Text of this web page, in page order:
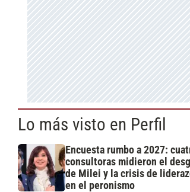
Lo más visto en Perfil
Encuesta rumbo a 2027:
consultoras midieron el
de Milei y la crisis de
en el peronismo